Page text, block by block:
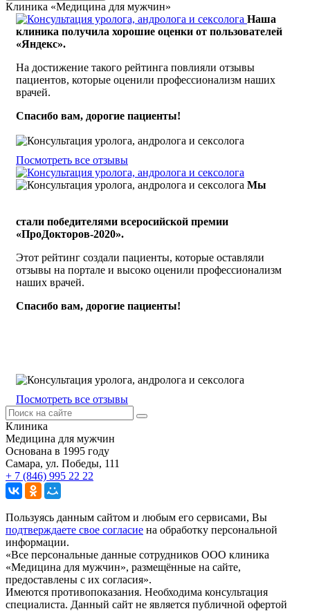
Клиника «Медицина для мужчин»
Наша
клиника получила хорошие оценки от пользователей
«Яндекс».
На достижение такого рейтинга повлияли отзывы
пациентов, которые оценили профессионализм наших
врачей.
Спасибо вам, дорогие пациенты!
Посмотреть все отзывы
Мы
стали победителями всеросийской премии
«ПроДокторов-2020».
Этот рейтинг создали пациенты, которые оставляли
отзывы на портале и высоко оценили профессионализм
наших врачей.
Спасибо вам, дорогие пациенты!
Посмотреть все отзывы
Клиника
Медицина для мужчин
Основана в 1995 году
Самара, ул. Победы, 111
+ 7 (846) 995 22 22
Пользуясь данным сайтом и любым его сервисами, Вы
подтверждаете свое согласие на обработку персональной
информации.
«Все персональные данные сотрудников ООО клиника
«Медицина для мужчин», размещённые на сайте,
предоставлены с их согласия».
Имеются противопоказания. Необходима консультация
специалиста. Данный сайт не является публичной офертой